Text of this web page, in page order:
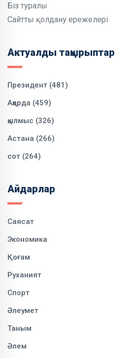
Біз туралы
Сайтты қолдану ережелері
Актуалды тақырыптар
Президент (481)
Ақорда (459)
қылмыс (326)
Астана (266)
сот (264)
Айдарлар
Саясат
Экономика
Қоғам
Руханият
Спорт
Әлеумет
Таным
Әлем